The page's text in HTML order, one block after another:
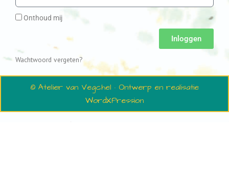
Onthoud mij
Inloggen
Wachtwoord vergeten?
© Atelier van Vegchel · Ontwerp en realisatie
WordXPression